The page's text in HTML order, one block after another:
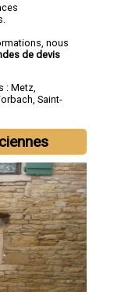
nous
de devis
: Metz,
, Saint-